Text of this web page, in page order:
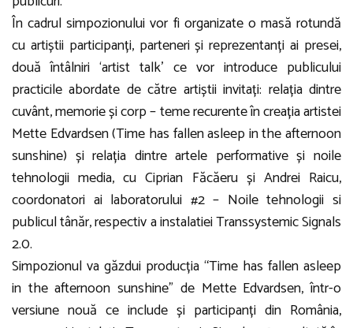
În cadrul simpozionului vor fi organizate o masă rotundă
cu artiștii participanți, parteneri și reprezentanți ai presei,
două întâlniri ‘artist talk’ ce vor introduce publicului
practicile abordate de către artiștii invitați: relația dintre
cuvânt, memorie și corp – teme recurente în creația artistei
Mette Edvardsen (Time has fallen asleep in the afternoon
sunshine) și relația dintre artele performative și noile
tehnologii media, cu Ciprian Făcăeru și Andrei Raicu,
coordonatori ai laboratorului #2 – Noile tehnologii si
publicul tânăr, respectiv a instalatiei Transsystemic Signals
2.0.
Simpozionul va găzdui producția “Time has fallen asleep
in the afternoon sunshine” de Mette Edvardsen, într-o
versiune nouă ce include și participanți din România,